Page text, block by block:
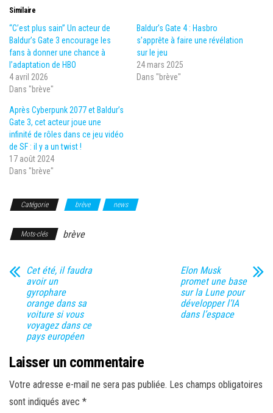
Similaire
“C’est plus sain” Un acteur de
Baldur’s Gate 3 encourage les
fans à donner une chance à
l’adaptation de HBO
4 avril 2026
Dans "brève"
Baldur’s Gate 4 : Hasbro
s’apprête à faire une révélation
sur le jeu
24 mars 2025
Dans "brève"
Après Cyberpunk 2077 et Baldur’s
Gate 3, cet acteur joue une
infinité de rôles dans ce jeu vidéo
de SF : il y a un twist !
17 août 2024
Dans "brève"
Catégorie brève news
Mots-clés brève
Cet été, il faudra
avoir un
gyrophare
orange dans sa
voiture si vous
voyagez dans ce
pays européen
Elon Musk
promet une base
sur la Lune pour
développer l’IA
dans l’espace
Laisser un commentaire
Votre adresse e-mail ne sera pas publiée. Les champs obligatoires
sont indiqués avec *